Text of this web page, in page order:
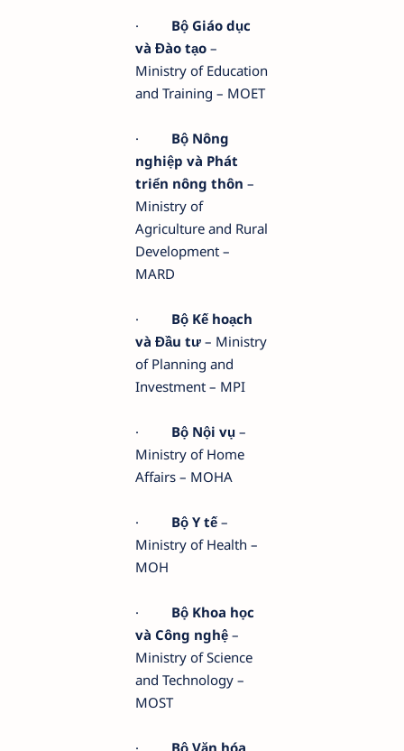
· Bộ Giáo dục
và Đào tạo –
Ministry of Education
and Training – MOET
· Bộ Nông
nghiệp và Phát
triển nông thôn –
Ministry of
Agriculture and Rural
Development –
MARD
· Bộ Kế hoạch
và Đầu tư – Ministry
of Planning and
Investment – MPI
· Bộ Nội vụ –
Ministry of Home
Affairs – MOHA
· Bộ Y tế –
Ministry of Health –
MOH
· Bộ Khoa học
và Công nghệ –
Ministry of Science
and Technology –
MOST
· Bộ Văn hóa,